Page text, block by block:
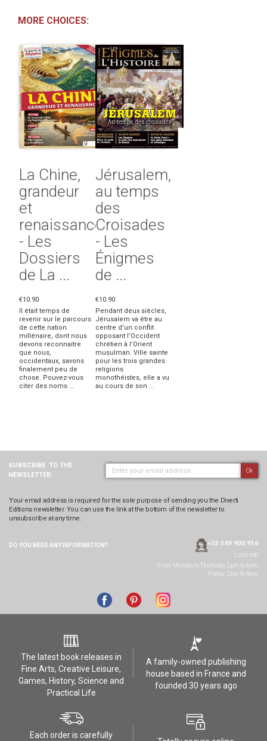
MORE CHOICES:
La Chine,
grandeur
et
renaissances
- Les
Dossiers
de La ...
€10.90
Il était temps de
revenir sur le parcours
de cette nation
millénaire, dont nous
devons reconnaitre
que nous,
occidentaux, savons
finalement peu de
chose. Pouvez-vous
citer des noms ...
Jérusalem,
au temps
des
Croisades
- Les
Énigmes
de ...
€10.90
Pendant deux siècles,
Jérusalem va être au
centre d’un conflit
opposant l’Occident
chrétien à l’Orient
musulman. Ville sainte
pour les trois grandes
religions
monothéistes, elle a vu
au cours de son ...
SUBSCRIBE TO THE
NEWSLETTER:
Ok
Your email address is required for the sole purpose of sending you the Diverti
Editions newsletter. You can use the link at the bottom of the newsletter to
unsubscribe at any time.
DO YOU NEED ANY INFORMATION? +33 549 900 916
Local rate
From Monday to Thursday, 2pm to 5pm
Friday: 2pm to 4pm
The latest book releases in
Fine Arts, Creative Leisure,
Games, History, Science and
Practical Life
A family-owned publishing
house based in France and
founded 30 years ago
Each order is carefully